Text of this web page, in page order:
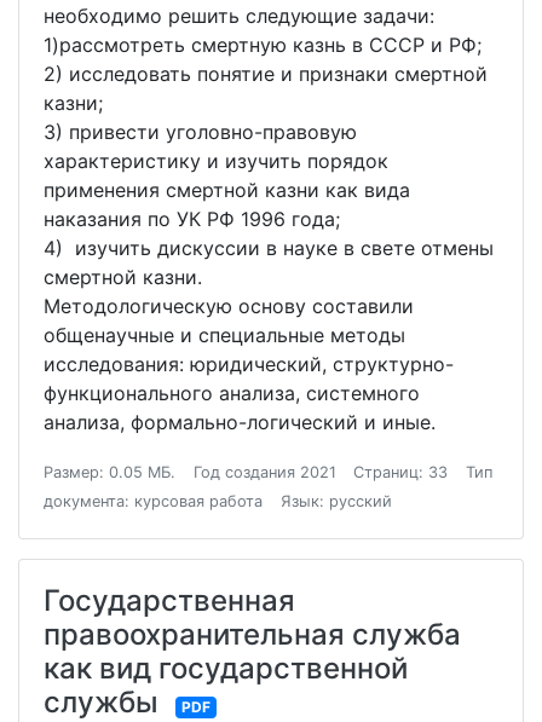
необходимо решить следующие задачи:
1)рассмотреть смертную казнь в СССР и РФ;
2) исследовать понятие и признаки смертной
казни;
3) привести уголовно-правовую
характеристику и изучить порядок
применения смертной казни как вида
наказания по УК РФ 1996 года;
4) изучить дискуссии в науке в свете отмены
смертной казни.
Методологическую основу составили
общенаучные и специальные методы
исследования: юридический, структурно-
функционального анализа, системного
анализа, формально-логический и иные.
Размер: 0.05 МБ. Год создания 2021 Страниц: 33
Тип
документа: курсовая работа
Язык: русский
Государственная
правоохранительная служба
как вид государственной
службы
PDF